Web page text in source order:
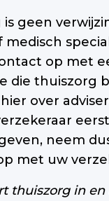
geen
medisch
op met
die thuiszorg
over
eerst
neem
met uw
thuiszorg in